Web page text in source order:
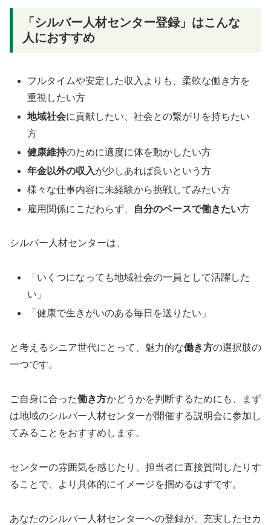
「シルバー人材センター登録」はこんな
人におすすめ
フルタイムや安定した収入よりも、柔軟な働き方を
重視したい方
地域社会に貢献したい、社会との繋がりを持ちたい
方
健康維持のために適度に体を動かしたい方
年金以外の収入が少しあれば良いという方
様々な仕事内容に未経験から挑戦してみたい方
雇用関係にこだわらず、
自分のペースで働きたい方
シルバー人材センターは、
「いくつになっても地域社会の一員として活躍した
い」
「健康で生きがいのある毎日を送りたい」
と考えるシニア世代にとって、魅力的な働き方の選択肢の
一つです。
ご自身に合った働き方かどうかを判断するためにも、まず
は地域のシルバー人材センターが開催する説明会に参加し
てみることをおすすめします。
センターの雰囲気を感じたり、担当者に直接質問したりす
ることで、より具体的にイメージを掴めるはずです。
あなたのシルバー人材センターへの登録が、充実したセカ